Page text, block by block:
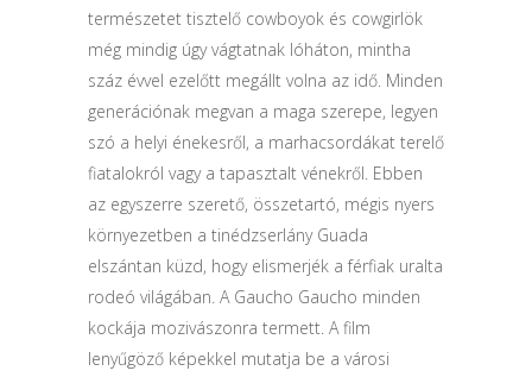
természetet tisztelő cowboyok és cowgirlök
még mindig úgy vágtatnak lóháton, mintha
száz évvel ezelőtt megállt volna az idő. Minden
generációnak megvan a maga szerepe, legyen
szó a helyi énekesről, a marhacsordákat terelő
fiatalokról vagy a tapasztalt vénekről. Ebben
az egyszerre szerető, összetartó, mégis nyers
környezetben a tinédzserlány Guada
elszántan küzd, hogy elismerjék a férfiak uralta
rodeó világában. A Gaucho Gaucho minden
kockája mozivászonra termett. A film
lenyűgöző képekkel mutatja be a városi